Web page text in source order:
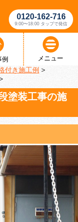
0120-162-716
9:00〜18:00 タップで発信
メニュー
付き施工例 >
塗装工事の施